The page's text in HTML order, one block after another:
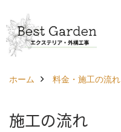
ホーム 料金・施工の流れ
施工の流れ